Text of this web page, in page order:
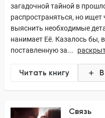
загадочной тайной в
распространяться, но
выяснить необходимые
нанимает Её. Казалось бы,
поставленную за...
Читать книгу
Связь